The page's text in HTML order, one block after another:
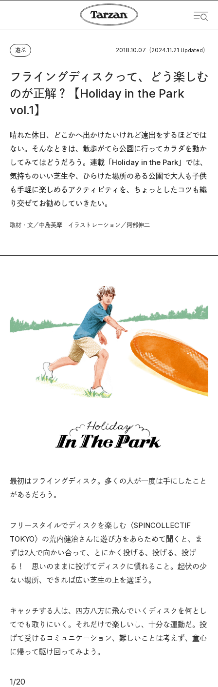
遊ぶ 2018.10.07 （2024.11.21 Updated）
フライングディスクって、どう楽しむ
のが正解？【Holiday in the Park
vol.1】
晴れた休日、どこかへ出かけたいけれど遠出をするほどでは
ない。そんなときは、散歩がてら公園に行ってカラダを動か
してみてはどうだろう。連載「Holiday in the Park」では、
気持ちのいい芝生や、ひらけた場所のある公園で大人も子供
も手軽に楽しめるアクティビティを、ちょっとしたコツも織
り交ぜてお勧めしていきたい。
取材・文／中島英摩 イラストレーション／阿部伸二
最初はフライングディスク。多くの人が一度は手にしたこと
があるだろう。
フリースタイルでディスクを楽しむ〈SPINCOLLECTIF
TOKYO〉の荒内健治さんに遊び方をあらためて聞くと、ま
ずは2人で向かい合って、とにかく投げる、投げる、投げ
る！ 思いのままに投げてディスクに慣れること。起伏の少
ない場所、できれば広い芝生の上を選ぼう。
キャッチする人は、四方八方に飛んでいくディスクを何とし
てでも取りにいく。それだけで楽しいし、十分な運動だ。投
げて受けるコミュニケーション、難しいことは考えず、童心
に帰って駆け回ってみよう。
1/20